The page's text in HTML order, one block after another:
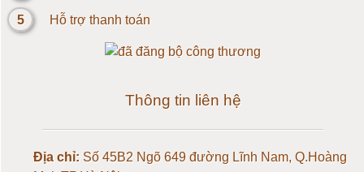
Loadcell 20kg
Loadcell 100kg
5 Hỗ trợ thanh toán
Thông tin liên hệ
Địa chỉ: Số 45B2 Ngõ 649 đường Lĩnh Nam, Q.Hoàng